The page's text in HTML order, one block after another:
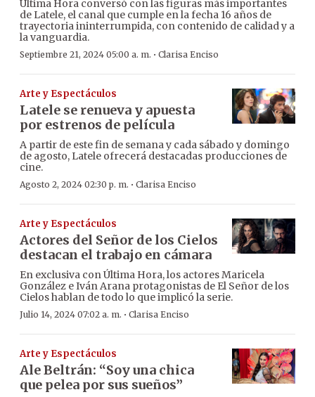
Última Hora conversó con las figuras más importantes
de Latele, el canal que cumple en la fecha 16 años de
trayectoria ininterrumpida, con contenido de calidad y a
la vanguardia.
Septiembre 21, 2024 05:00 a. m. · Clarisa Enciso
Arte y Espectáculos
Latele se renueva y apuesta
por estrenos de película
A partir de este fin de semana y cada sábado y domingo
de agosto, Latele ofrecerá destacadas producciones de
cine.
Agosto 2, 2024 02:30 p. m. · Clarisa Enciso
Arte y Espectáculos
Actores del Señor de los Cielos
destacan el trabajo en cámara
En exclusiva con Última Hora, los actores Maricela
González e Iván Arana protagonistas de El Señor de los
Cielos hablan de todo lo que implicó la serie.
Julio 14, 2024 07:02 a. m. · Clarisa Enciso
Arte y Espectáculos
Ale Beltrán: “Soy una chica
que pelea por sus sueños”